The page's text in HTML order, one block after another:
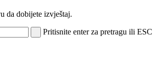
da dobijete izvještaj.
Pritisnite enter za pretragu ili ESC